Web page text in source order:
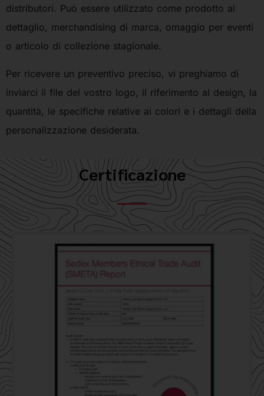
distributori. Può essere utilizzato come prodotto al
dettaglio, merchandising di marca, omaggio per eventi
o articolo di collezione stagionale.
Per ricevere un preventivo preciso, vi preghiamo di
inviarci il file del vostro logo, il riferimento al design, la
quantità, le specifiche relative ai colori e i dettagli della
personalizzazione desiderata.
Certificazione